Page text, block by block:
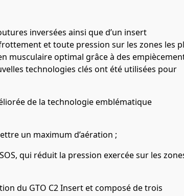
inversées ainsi que d’un insert
et toute pression sur les zones les
musculaire optimal grâce à des
technologies clés ont été utilisées pour
de la technologie emblématique
un maximum d’aération ;
qui réduit la pression exercée sur les
du GTO C2 Insert et composé de trois